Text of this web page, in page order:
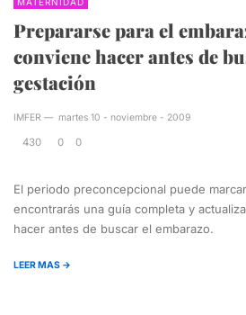
Prepararse para el
conviene hacer antes de
gestación
IMFER — martes 10 - noviembre - 2009
430 0 0
El periodo preconcepcional puede
encontrarás una guía completa y
hacer antes de buscar el embarazo.
LEER MAS →